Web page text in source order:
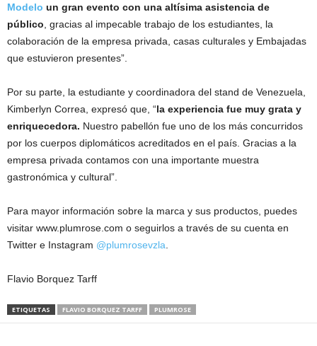
Modelo un gran evento con una altísima asistencia de
público , gracias al impecable trabajo de los estudiantes, la
colaboración de la empresa privada, casas culturales y Embajadas
que estuvieron presentes”.
Por su parte, la estudiante y coordinadora del stand de Venezuela,
Kimberlyn Correa, expresó que, “la experiencia fue muy grata y
enriquecedora. Nuestro pabellón fue uno de los más concurridos
por los cuerpos diplomáticos acreditados en el país. Gracias a la
empresa privada contamos con una importante muestra
gastronómica y cultural”.
Para mayor información sobre la marca y sus productos, puedes
visitar www.plumrose.com o seguirlos a través de su cuenta en
Twitter e Instagram @plumrosevzla
Flavio Borquez Tarff
ETIQUETAS FLAVIO BORQUEZ TARFF PLUMROSE